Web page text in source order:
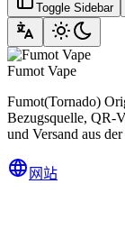
Toggle Sidebar
Fumot Vape
Fumot(Tornado)
Bezugsquelle, QR-
und Versand aus
网站